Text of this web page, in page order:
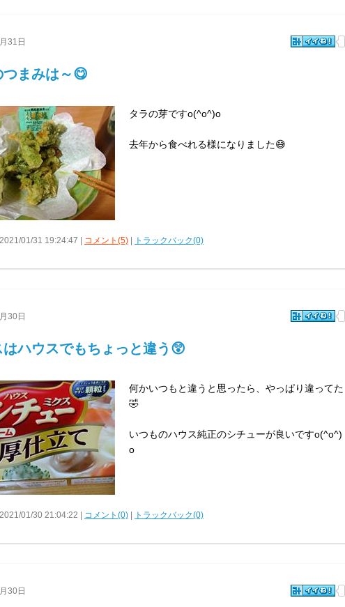
31日
つまみは～😋
タラの芽ですo(^o^)o
去年から食べれる様になりました😅
01/31 19:24:47 | コメント(5) トラックバック(0)
30日
はハウスでもちょっと違う😲
何かいつもと違うと思ったら、やっぱり違ってた
🤣
いつものハウス純正のシチューが良いですo(^o^)
o
01/30 21:04:22 | コメント(0) トラックバック(0)
30日